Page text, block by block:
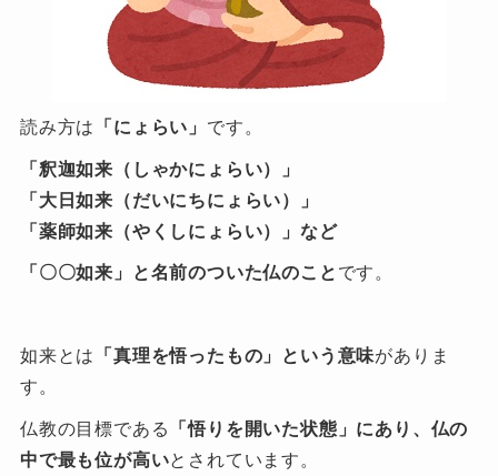
読み方は 「にょらい」 です。
「釈迦如来（しゃかにょらい）」
「大日如来（だいにちにょらい）」
「薬師如来（やくしにょらい）」など
「〇〇如来」と名前のついた仏のこと です。
如来とは 「真理を悟ったもの」という意味がありま
す。
仏教の目標である
「悟りを開いた状態」にあり、仏の
中で最も位が高いとされています。